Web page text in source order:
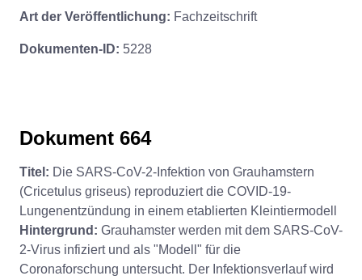
Art der Veröffentlichung: Fachzeitschrift
Dokumenten-ID: 5228
Dokument 664
Titel: Die SARS-CoV-2-Infektion von Grauhamstern
(Cricetulus griseus) reproduziert die COVID-19-
Lungenentzündung in einem etablierten Kleintiermodell
Hintergrund: Grauhamster werden mit dem SARS-CoV-
2-Virus infiziert und als "Modell" für die
Coronaforschung untersucht. Der Infektionsverlauf wird